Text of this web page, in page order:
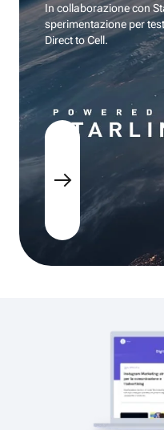
In collaborazione con
sperimentazione per
Direct to Cell.